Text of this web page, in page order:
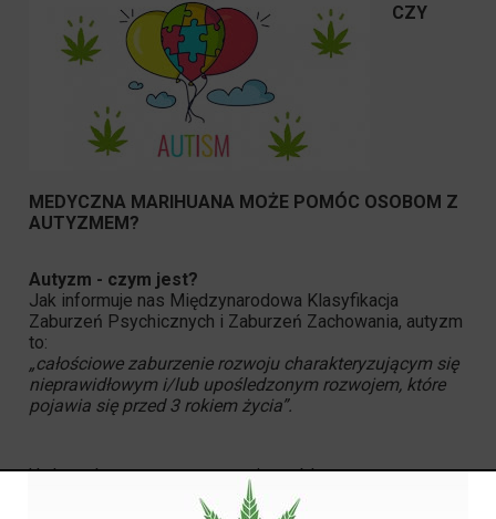
CZY
MEDYCZNA MARIHUANA MOŻE POMÓC OSOBOM Z
AUTYZMEM?
Autyzm - czym jest?
Jak informuje nas Międzynarodowa Klasyfikacja
Zaburzeń Psychicznych i Zaburzeń Zachowania, autyzm
to:
„całościowe zaburzenie rozwoju charakteryzującym się
nieprawidłowym i/lub upośledzonym rozwojem, które
pojawia się przed 3 rokiem życia”.
U chorych na autyzm występują problemy w
nawiązywaniu relacji, zaburzenia funkcji poznawczych